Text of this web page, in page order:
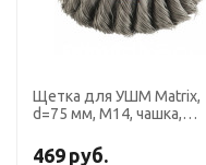
Щетка для УШМ Matrix,
d=75 мм, М14, чашка,
проволока 0.35 мм
469 руб.